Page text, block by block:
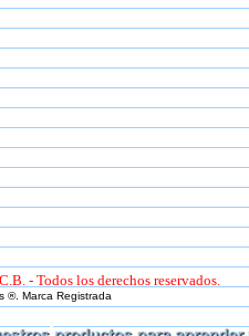
- Todos los derechos reservados.
®. Marca Registrada